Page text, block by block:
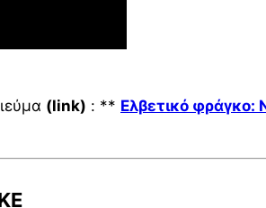
(link) : ** Ελβετικό φράγκο: